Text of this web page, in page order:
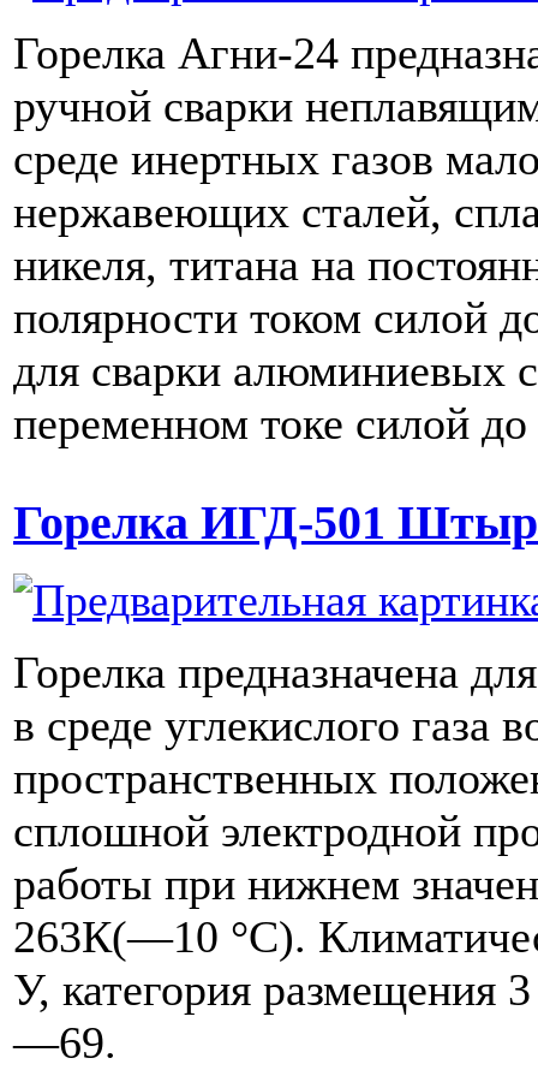
Горелка Агни-24
ручной сварки
среде инертных газов
нержавеющих сталей,
никеля, титана на
полярности током силой
для сварки алюминиевых
переменном токе силой
Горелка ИГД-501
Горелка предназначена
в среде углекислого газа
пространственных
сплошной электродной
работы при нижнем
263К(—10 °С).
У, категория размещения
—69.